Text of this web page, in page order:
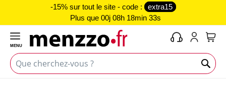
-15% sur tout le site - code :
extra15
Plus que 00j 08h 18min 32s
MENU